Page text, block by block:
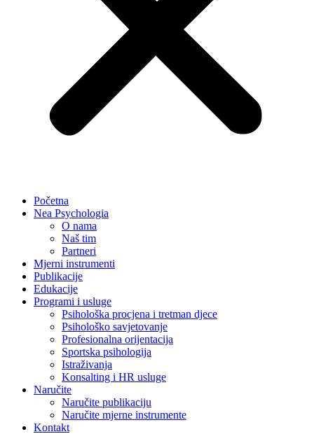
Početna
Nea Psychologia
O nama
Naš tim
Partneri
Mjerni instrumenti
Publikacije
Edukacije
Programi i usluge
Psihološka procjena i tretman djece
Psihološko savjetovanje
Profesionalna orijentacija
Sportska psihologija
Istraživanja
Konsalting i HR usluge
Naručite
Naručite publikaciju
Naručite mjerne instrumente
Kontakt